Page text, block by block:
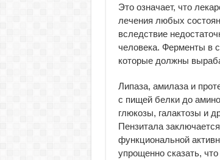
Это означает, что
лечения любых
вследствие
человека. Ферменты в
которые должны
Липаза, амилаза и
с пищей белки до
глюкозы, галактозы и
Пензитала
функциональной
упрощенно сказать,